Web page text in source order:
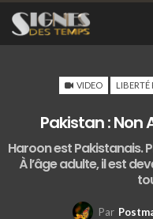
VIDEO LIBERTÉ
Pakistan : Non
Haroon est Pakistanais.
À l’âge adulte, il est
Par